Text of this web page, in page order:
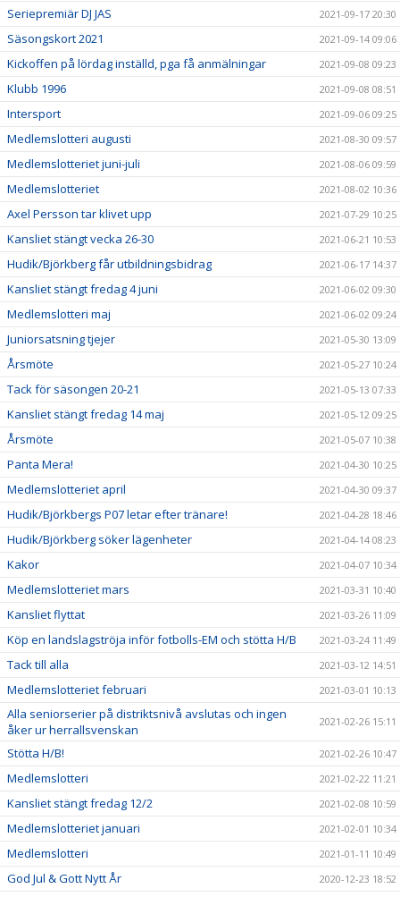
Seriepremiär DJ JAS 2021-09-17 20:30
Säsongskort 2021 2021-09-14 09:06
Kickoffen på lördag inställd, pga få anmälningar 2021-09-08 09:23
Klubb 1996 2021-09-08 08:51
Intersport 2021-09-06 09:25
Medlemslotteri augusti 2021-08-30 09:57
Medlemslotteriet juni-juli 2021-08-06 09:59
Medlemslotteriet 2021-08-02 10:36
Axel Persson tar klivet upp 2021-07-29 10:25
Kansliet stängt vecka 26-30 2021-06-21 10:53
Hudik/Björkberg får utbildningsbidrag 2021-06-17 14:37
Kansliet stängt fredag 4 juni 2021-06-02 09:30
Medlemslotteri maj 2021-06-02 09:24
Juniorsatsning tjejer 2021-05-30 13:09
Årsmöte 2021-05-27 10:24
Tack för säsongen 20-21 2021-05-13 07:33
Kansliet stängt fredag 14 maj 2021-05-12 09:25
Årsmöte 2021-05-07 10:38
Panta Mera! 2021-04-30 10:25
Medlemslotteriet april 2021-04-30 09:37
Hudik/Björkbergs P07 letar efter tränare! 2021-04-28 18:46
Hudik/Björkberg söker lägenheter 2021-04-14 08:23
Kakor 2021-04-07 10:34
Medlemslotteriet mars 2021-03-31 10:40
Kansliet flyttat 2021-03-26 11:09
Köp en landslagströja inför fotbolls-EM och stötta H/B 2021-03-24 11:49
Tack till alla 2021-03-12 14:51
Medlemslotteriet februari 2021-03-01 10:13
Alla seniorserier på distriktsnivå avslutas och ingen
åker ur herrallsvenskan
2021-02-26 15:11
Stötta H/B! 2021-02-26 10:47
Medlemslotteri 2021-02-22 11:21
Kansliet stängt fredag 12/2 2021-02-08 10:59
Medlemslotteriet januari 2021-02-01 10:34
Medlemslotteri 2021-01-11 10:49
God Jul & Gott Nytt År 2020-12-23 18:52